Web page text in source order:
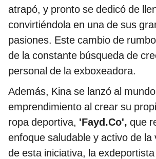
atrapó, y pronto se dedicó de
convirtiéndola en una de sus
pasiones. Este cambio de
de la constante búsqueda de
personal de la exboxeadora.
Además, Kina se lanzó al
emprendimiento al crear su
ropa deportiva, 'Fayd.Co', que
enfoque saludable y activo de la
de esta iniciativa, la